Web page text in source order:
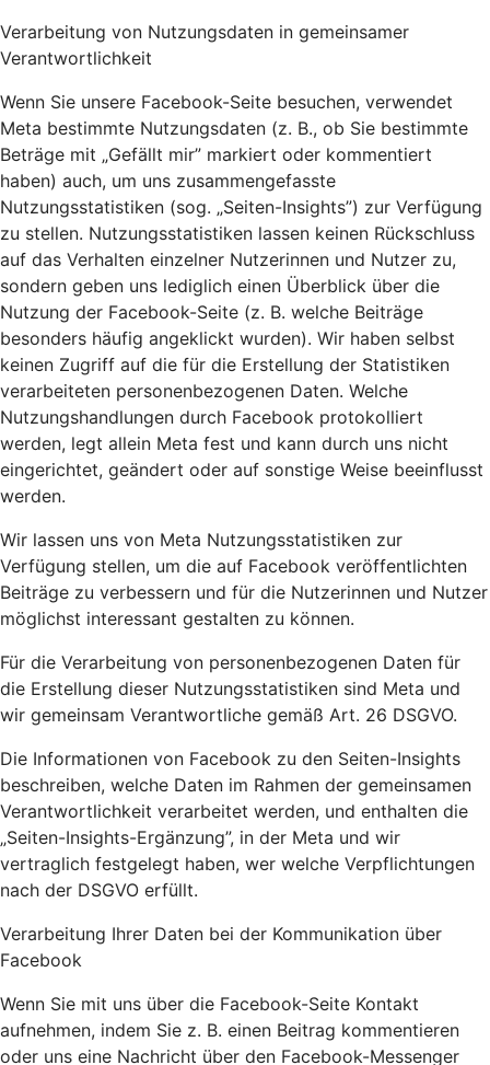
Verarbeitung von Nutzungsdaten in gemeinsamer
Verantwortlichkeit
Wenn Sie unsere Facebook-Seite besuchen, verwendet
Meta bestimmte Nutzungsdaten (z. B., ob Sie bestimmte
Beträge mit „Gefällt mir” markiert oder kommentiert
haben) auch, um uns zusammengefasste
Nutzungsstatistiken (sog. „Seiten-Insights”) zur Verfügung
zu stellen. Nutzungsstatistiken lassen keinen Rückschluss
auf das Verhalten einzelner Nutzerinnen und Nutzer zu,
sondern geben uns lediglich einen Überblick über die
Nutzung der Facebook-Seite (z. B. welche Beiträge
besonders häufig angeklickt wurden). Wir haben selbst
keinen Zugriff auf die für die Erstellung der Statistiken
verarbeiteten personenbezogenen Daten. Welche
Nutzungshandlungen durch Facebook protokolliert
werden, legt allein Meta fest und kann durch uns nicht
eingerichtet, geändert oder auf sonstige Weise beeinflusst
werden.
Wir lassen uns von Meta Nutzungsstatistiken zur
Verfügung stellen, um die auf Facebook veröffentlichten
Beiträge zu verbessern und für die Nutzerinnen und Nutzer
möglichst interessant gestalten zu können.
Für die Verarbeitung von personenbezogenen Daten für
die Erstellung dieser Nutzungsstatistiken sind Meta und
wir gemeinsam Verantwortliche gemäß Art. 26 DSGVO.
Die Informationen von Facebook zu den Seiten-Insights
beschreiben, welche Daten im Rahmen der gemeinsamen
Verantwortlichkeit verarbeitet werden, und enthalten die
„Seiten-Insights-Ergänzung”, in der Meta und wir
vertraglich festgelegt haben, wer welche Verpflichtungen
nach der DSGVO erfüllt.
Verarbeitung Ihrer Daten bei der Kommunikation über
Facebook
Wenn Sie mit uns über die Facebook-Seite Kontakt
aufnehmen, indem Sie z. B. einen Beitrag kommentieren
oder uns eine Nachricht über den Facebook-Messenger